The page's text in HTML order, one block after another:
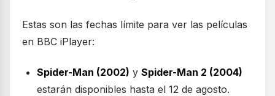
Estas son las fechas límite para ver las películas
en BBC iPlayer:
Spider-Man (2002) y Spider-Man 2 (2004)
estarán disponibles hasta el 12 de agosto.